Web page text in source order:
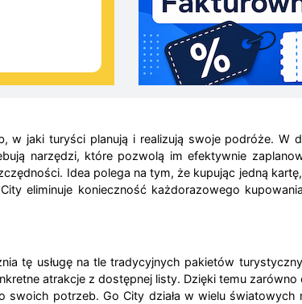
w jaki turyści planują i realizują swoje podróże.
narzędzi, które pozwolą im efektywnie
Idea polega na tym, że kupując jedną
eliminuje konieczność każdorazowego
tę usługę na tle tradycyjnych pakietów
atrakcje z dostępnej listy. Dzięki temu
potrzeb. Go City działa w wielu